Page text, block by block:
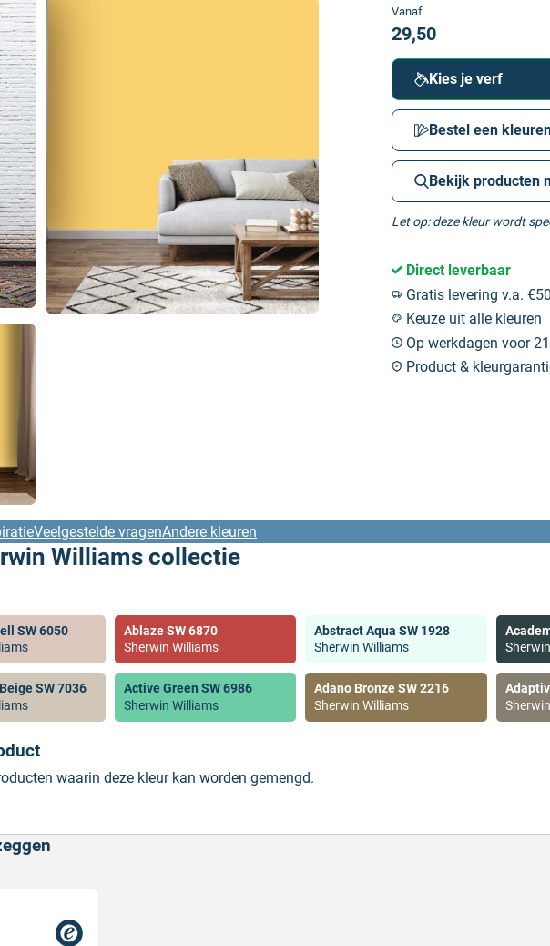
Vanaf
29,50
Kies je verf
Bestel een
Bekijk producten
Let op: deze kleur wordt
Direct leverbaar
Gratis levering v.a.
Keuze uit alle kleuren
Op werkdagen voor
Product &
Veelgestelde vragenAndere kleuren
Williams collectie
SW 6050
Ablaze SW 6870
Sherwin Williams
Abstract Aqua SW 1928
Sherwin Williams
SW 7036
Active Green SW 6986
Sherwin Williams
Adano Bronze SW 2216
Sherwin Williams
waarin deze kleur kan worden gemengd.